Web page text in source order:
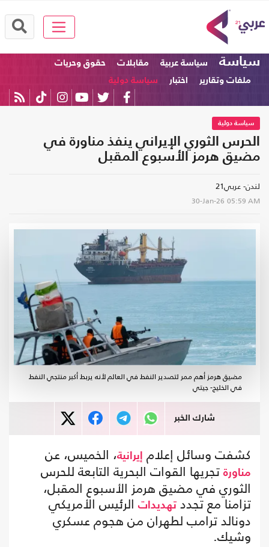
سياسة سياسة عربية مقابلات
حقوق وحريات
ملفات وتقارير
اختبار سياسة دولية
سياسة دولية
الحرس الثوري الإيراني ينفذ مناورة في
مضيق هرمز الأسبوع المقبل
لندن- عربي21
30-Jan-26 05:59 AM
مضيق هرمز أهم ممر لتصدير النفط في العالم لأنه يربط أكبر منتجي النفط
في الخليج- جيتي
شارك الخبر
كشفت وسائل إعلام إيرانية، الخميس، عن
مناورة تجريها القوات البحرية التابعة للحرس
الثوري في مضيق هرمز الأسبوع المقبل،
تزامنا مع تجدد تهديدات الرئيس الأمريكي
دونالد ترامب لطهران من هجوم عسكري
وشيك.